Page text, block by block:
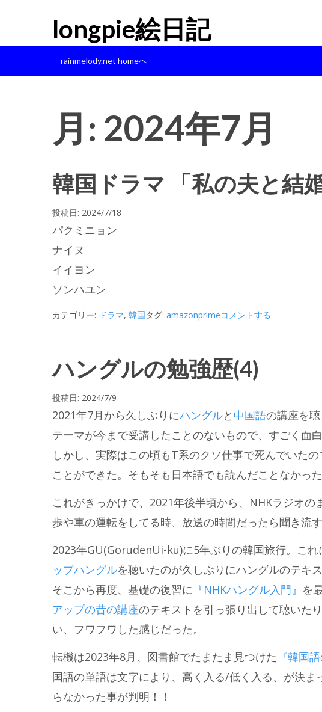
longpie絵日記
rainmelody.net homeへ
月: 2024年7月
韓国ドラマ 「私の夫と結
投稿日: 2024/7/18
パクミニョン
ナイヌ
イイヨン
ソンハユン
カテゴリー: ドラマ, 韓国タグ: amazonprimeコメントする
ハングルの勉強歴(4)
投稿日: 2024/7/9
2021年7月から久しぶりにハングルと 中国語の講座を聴
テーマが今まで受講したことのないもので、すごく面白
しかし、実際はこの頃もT系のクソ仕事で死んでいた
ことができた。そもそも日本語でも読んだことなかった
これがきっかけで、2021年後半頃から、NHKラジオ
歩や車の運転をしてる時、放送の時間だったら聞き流す
2023年GU(GorudenUi-ku)に5年ぶりの韓国旅行。こ
ップハングルを聴いたのが久しぶりにハングルのテキス
そこから再度、基礎の復習に 『NHKハングル入門』 を
アップの昔の講座のテキストを引っ張り出して聴いた
い、フワフワした感じだった。
転機は2023年8月、図書館でたまたま見つけた 『韓国
国語の単語は文字により、高く入る/低く入る、が決
らなかった事が判明！！